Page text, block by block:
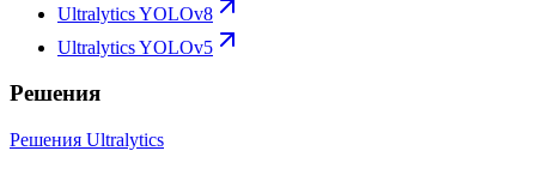
Ultralytics YOLOv8
Ultralytics YOLOv5
Решения
Решения Ultralytics